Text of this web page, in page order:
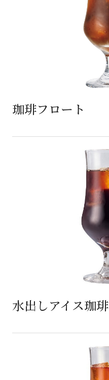
珈琲フロート
水出しアイス珈琲